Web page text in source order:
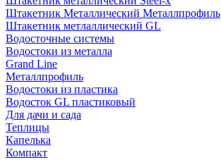
Штакетник Металлический Металлпрофиль
Штакетник метлаллический GL
Водосточные системы
Водостоки из металла
Grand Line
Металлпрофиль
Водостоки из пластика
Водосток GL пластиковый
Для дачи и сада
Теплицы
Капелька
Компакт